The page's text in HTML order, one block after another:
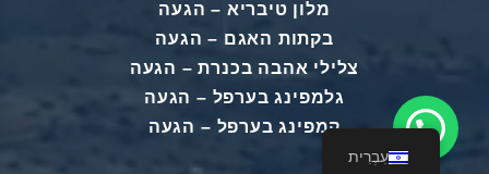
מלון טיבריא – הגעה
בקתות האגם – הגעה
צלילי אהבה בכנרת– הגעה
גלמפינג בערפל – הגעה
קמפינג בערפל – הגעה
עִבְרִית